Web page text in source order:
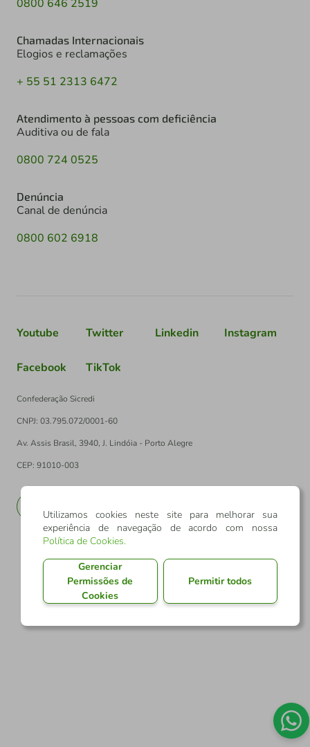
0800 646 2519
Chamadas Internacionais
Elogios e reclamações
+ 55 51 2313 6472
Atendimento à pessoas com deficiência
Auditiva ou de fala
0800 724 0525
Denúncia
Canal de denúncia
0800 602 6918
Youtube Twitter Linkedin Instagram
Facebook TikTok
Confederação Sicredi
CNPJ: 03.795.072/0001-60
Av. Assis Brasil, 3940, J. Lindóia - Porto Alegre
CEP: 91010-003
Utilizamos cookies neste site para melhorar sua
experiência de navegação de acordo com nossa
Política de Cookies.
Gerenciar
Permissões de
Cookies
Permitir todos